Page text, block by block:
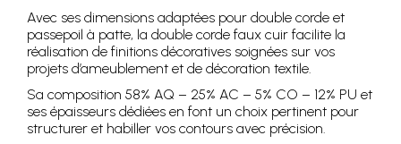
Avec ses dimensions adaptées pour double corde et
passepoil à patte, la double corde faux cuir facilite la
réalisation de finitions décoratives soignées sur vos
projets d’ameublement et de décoration textile.
Sa composition 58% AQ – 25% AC – 5% CO – 12% PU et
ses épaisseurs dédiées en font un choix pertinent pour
structurer et habiller vos contours avec précision.